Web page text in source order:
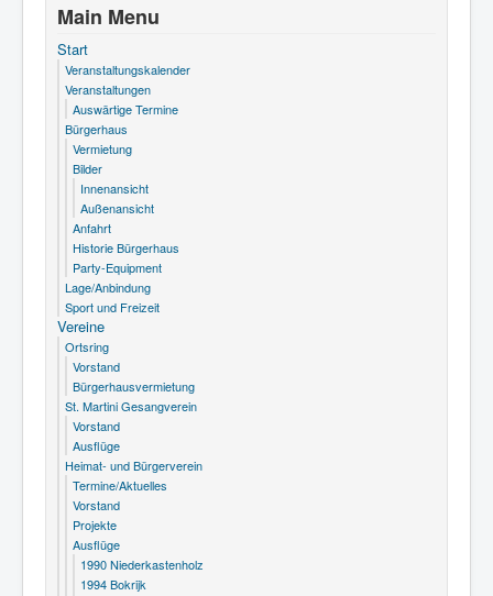
*Benötigtes Feld
Name*
E-Mail*
Betreff
Nachricht*
E-Mail senden
Main Menu
Start
Veranstaltungskalender
Veranstaltungen
Auswärtige Termine
Bürgerhaus
Vermietung
Bilder
Innenansicht
Außenansicht
Anfahrt
Historie Bürgerhaus
Party-Equipment
Lage/Anbindung
Sport und Freizeit
Vereine
Ortsring
Vorstand
Bürgerhausvermietung
St. Martini Gesangverein
Vorstand
Ausflüge
Heimat- und Bürgerverein
Termine/Aktuelles
Vorstand
Projekte
Ausflüge
1990 Niederkastenholz
1994 Bokrijk